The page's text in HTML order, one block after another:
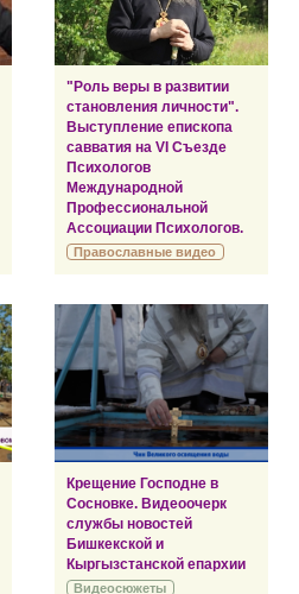
"Роль веры в развитии
становления личности".
Выступление епископа
савватия на VI Съезде
Психологов
Международной
Профессиональной
Ассоциации Психологов.
Православные видео
Крещение Господне в
Сосновке. Видеоочерк
службы новостей
Бишкекской и
Кыргызстанской епархии
Видеосюжеты